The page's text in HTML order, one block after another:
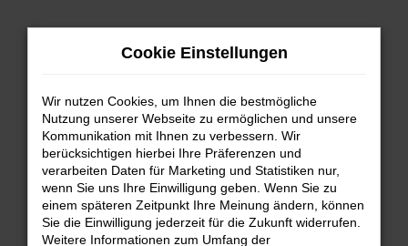
Zum
FEHLER: NETWORK ERROR
Beim Laden ist ein Fehler aufgetreten.
Cookie Einstellungen
Wir nutzen Cookies, um Ihnen die bestmögliche
Nutzung unserer Webseite zu ermöglichen und unsere
Kommunikation mit Ihnen zu verbessern. Wir
berücksichtigen hierbei Ihre Präferenzen und
verarbeiten Daten für Marketing und Statistiken nur,
wenn Sie uns Ihre Einwilligung geben. Wenn Sie zu
einem späteren Zeitpunkt Ihre Meinung ändern, können
Sie die Einwilligung jederzeit für die Zukunft widerrufen.
Weitere Informationen zum Umfang der